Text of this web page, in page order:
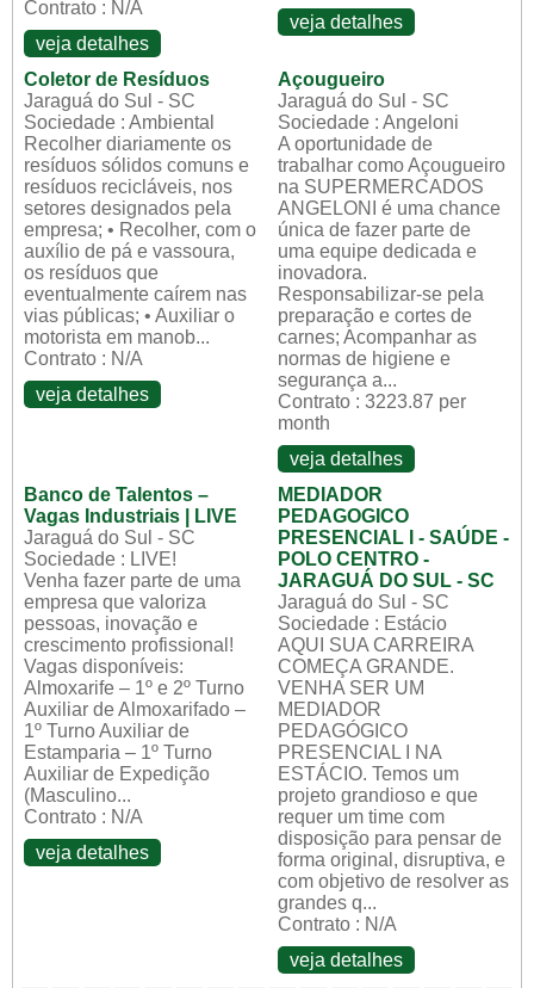
Contrato : N/A
veja detalhes
veja detalhes
Coletor de Resíduos
Jaraguá do Sul - SC
Sociedade : Ambiental
Recolher diariamente os
resíduos sólidos comuns e
resíduos recicláveis, nos
setores designados pela
empresa; • Recolher, com o
auxílio de pá e vassoura,
os resíduos que
eventualmente caírem nas
vias públicas; • Auxiliar o
motorista em manob...
Contrato : N/A
veja detalhes
Açougueiro
Jaraguá do Sul - SC
Sociedade : Angeloni
A oportunidade de
trabalhar como Açougueiro
na SUPERMERCADOS
ANGELONI é uma chance
única de fazer parte de
uma equipe dedicada e
inovadora.
Responsabilizar-se pela
preparação e cortes de
carnes; Acompanhar as
normas de higiene e
segurança a...
Contrato : 3223.87 per
month
veja detalhes
Banco de Talentos –
Vagas Industriais | LIVE
Jaraguá do Sul - SC
Sociedade : LIVE!
Venha fazer parte de uma
empresa que valoriza
pessoas, inovação e
crescimento profissional!
Vagas disponíveis:
Almoxarife – 1º e 2º Turno
Auxiliar de Almoxarifado –
1º Turno Auxiliar de
Estamparia – 1º Turno
Auxiliar de Expedição
(Masculino...
Contrato : N/A
veja detalhes
MEDIADOR
PEDAGOGICO
PRESENCIAL I - SAÚDE -
POLO CENTRO -
JARAGUÁ DO SUL - SC
Jaraguá do Sul - SC
Sociedade : Estácio
AQUI SUA CARREIRA
COMEÇA GRANDE.
VENHA SER UM
MEDIADOR
PEDAGÓGICO
PRESENCIAL I NA
ESTÁCIO. Temos um
projeto grandioso e que
requer um time com
disposição para pensar de
forma original, disruptiva, e
com objetivo de resolver as
grandes q...
Contrato : N/A
veja detalhes